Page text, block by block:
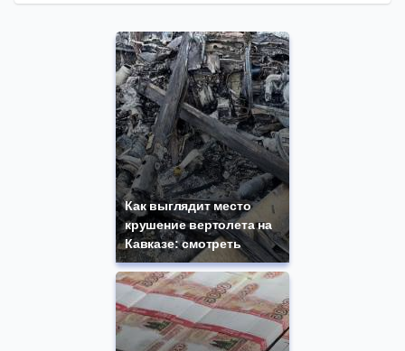
Как выглядит место
крушение вертолета на
Кавказе: смотреть